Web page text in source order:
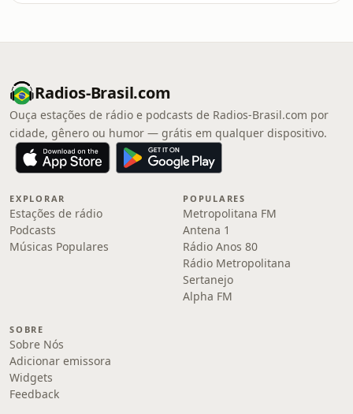
Radios-Brasil.com
Ouça estações de rádio e podcasts de Radios-Brasil.com por
cidade, gênero ou humor — grátis em qualquer dispositivo.
EXPLORAR
Estações de rádio
Podcasts
Músicas Populares
POPULARES
Metropolitana FM
Antena 1
Rádio Anos 80
Rádio Metropolitana
Sertanejo
Alpha FM
SOBRE
Sobre Nós
Adicionar emissora
Widgets
Feedback